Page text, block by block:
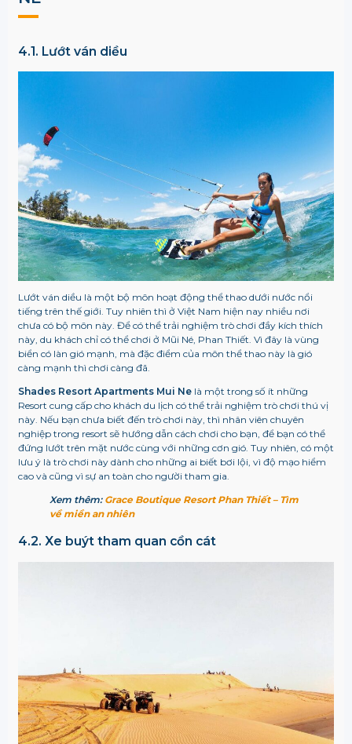
4.1. Lướt ván diều
Lướt ván diều là một bộ môn hoạt động thể thao dưới nước nổi
tiếng trên thế giới. Tuy nhiên thì ở Việt Nam hiện nay nhiều nơi
chưa có bộ môn này. Để có thể trải nghiệm trò chơi đầy kích thích
này, du khách chỉ có thể chơi ở Mũi Né, Phan Thiết. Vì đây là vùng
biển có làn gió mạnh, mà đặc điểm của môn thể thao này là gió
càng mạnh thì chơi càng đã.
Shades Resort Apartments Mui Ne là một trong số ít những
Resort cung cấp cho khách du lịch có thể trải nghiệm trò chơi thú vị
này. Nếu bạn chưa biết đến trò chơi này, thì nhân viên chuyên
nghiệp trong resort sẽ hướng dẫn cách chơi cho bạn, để bạn có thể
đứng lướt trên mặt nước cùng với những cơn gió. Tuy nhiên, có một
lưu ý là trò chơi này dành cho những ai biết bơi lội, vì độ mạo hiểm
cao và cũng vì sự an toàn cho người tham gia.
Xem thêm: Grace Boutique Resort Phan Thiết – Tìm
về miền an nhiên
4.2. Xe buýt tham quan cồn cát